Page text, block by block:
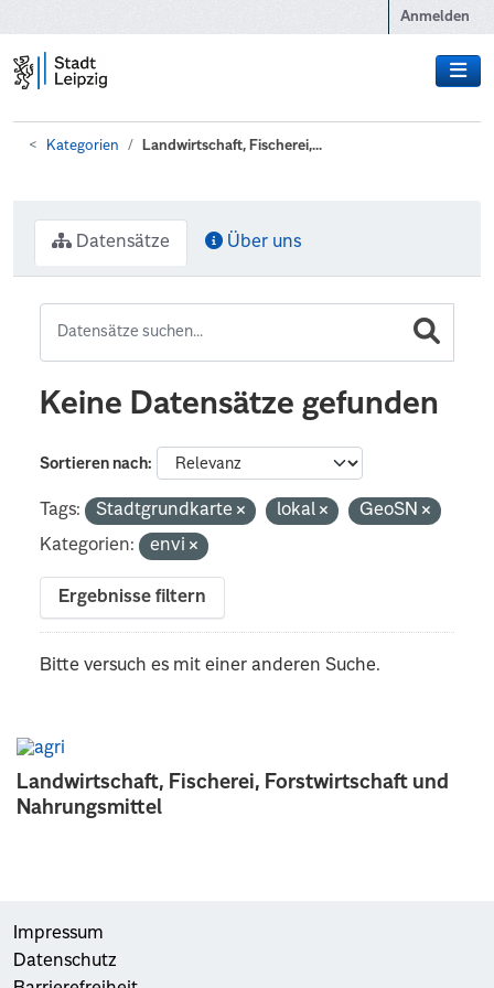
Anmelden
Kategorien Landwirtschaft, Fischerei,...
Landwirtschaft, Fischerei, Forstwirtschaft und
Nahrungsmittel
Datensätze Über uns
Keine Datensätze gefunden
Sortieren nach
Tags: Stadtgrundkarte lokal
GeoSN
Kategorien:
envi
Ergebnisse filtern
Bitte versuch es mit einer anderen Suche.
Impressum
Datenschutz